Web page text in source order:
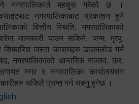
नगरपालिकाले महशुस गरेको छ ।
नगरपालिकाबाट प्रकाशन हुने
वित्तीय स्थिति, नगरपालिकाको
जानकारी पाउन सकिने, जन्म, मृत्यु,
सिफारिश जस्ता फारामहरु डाउनलोड गर्न
नगरपालिकाको आन्तरिक राजश्व, कर,
नगर र नगरपालिका कार्यालयसंग
सजिलै प्राप्त गर्न सक्नु हुनेछ ।